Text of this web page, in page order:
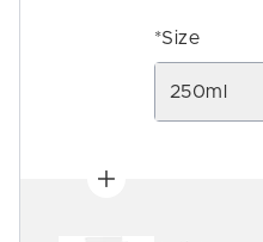
*Size
250ml